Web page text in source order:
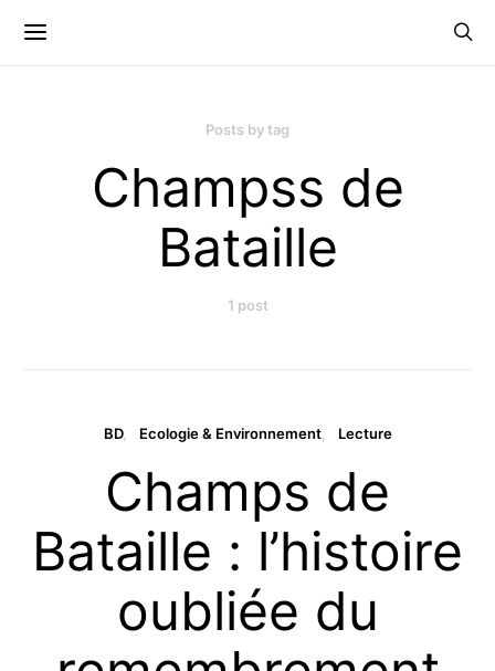
Posts by tag
Champss de
Bataille
1 post
BD Ecologie & Environnement Lecture
Champs de
Bataille : l’histoire
oubliée du